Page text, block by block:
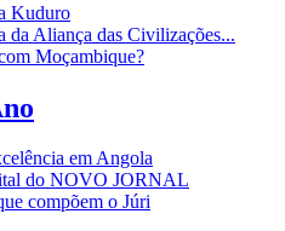
Kuduro
da Aliança das Civilizações...
Moçambique?
em Angola
do NOVO JORNAL
compõem o Júri